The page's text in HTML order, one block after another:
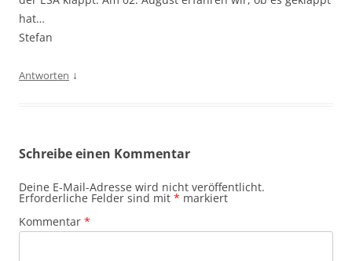
hat…
Stefan
Antworten ↓
Schreibe einen Kommentar
Deine E-Mail-Adresse wird nicht veröffentlicht.
Erforderliche Felder sind mit * markiert
Kommentar *